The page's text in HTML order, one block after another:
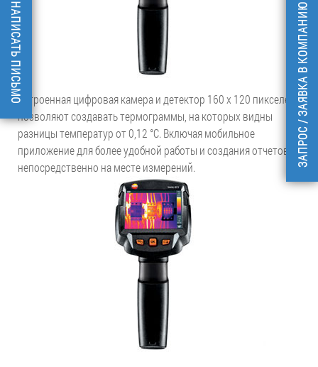
Встроенная цифровая камера и детектор 160 x 120 пикселей
позволяют создавать термограммы, на которых видны
разницы температур от 0,12 °C. Включая мобильное
приложение для более удобной работы и создания отчетов
непосредственно на месте измерений.
ЗАПРОС / ЗАЯВКА В КОМПАНИЮ
НАПИСАТЬ ПИСЬМО